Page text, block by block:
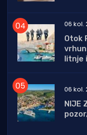
06 kol.
Otok
litnje
06 kol.
NIJE